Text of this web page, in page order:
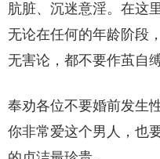
肮脏、沉迷意淫。在这
无论在任何的年龄阶段
无害论，都不要作茧自
奉劝各位不要婚前发生
你非常爱这个男人，也